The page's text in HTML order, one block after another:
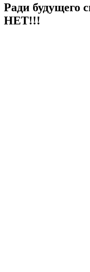
Ради будущего
НЕТ!!!